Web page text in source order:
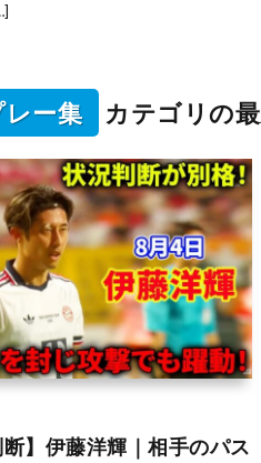
ー集 カテゴリの
断】伊藤洋輝｜相手のパス